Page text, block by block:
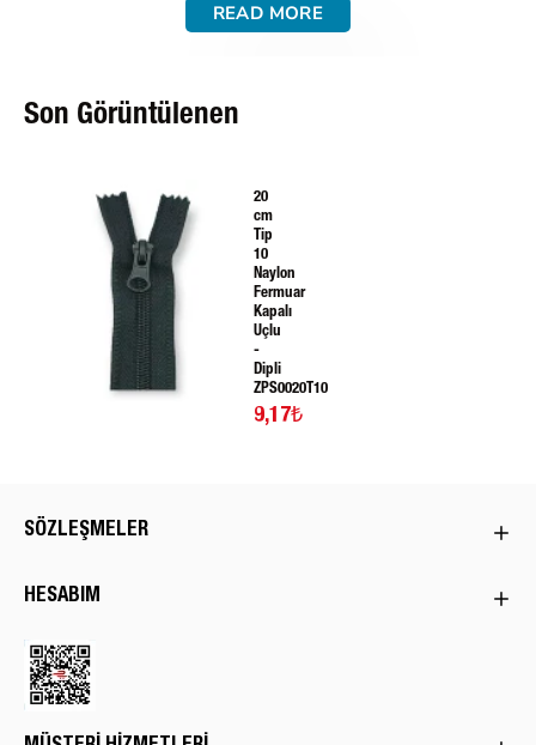
READ MORE
Son Görüntülenen
20
cm
Tip
10
Naylon
Fermuar
Kapalı
Uçlu
-
Dipli
ZPS0020T10
9,17₺
SÖZLEŞMELER
HESABIM